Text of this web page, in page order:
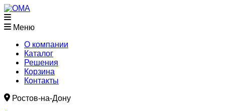
Меню
О компании
Каталог
Решения
Корзина
Контакты
Ростов-на-Дону